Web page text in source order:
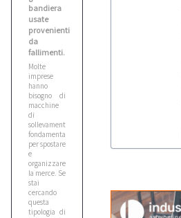
bandiera
usate
provenienti
da
fallimenti.
Molte
imprese
hanno
bisogno di
macchine
di
sollevamento,
fondamentali
per spostare
e
organizzare
la merce. Se
stai
cercando
questa
tipologia di